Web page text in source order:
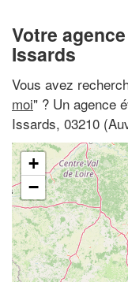
Votre
Issards
Vous avez
moi" ? Un agence
Issards, 03210
+
−